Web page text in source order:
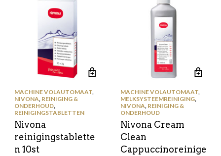
MACHINE VOLAUTOMAAT,
NIVONA, REINIGING &
ONDERHOUD,
REINIGINGSTABLETTEN
Nivona
reinigingstablette
n 10st
MACHINE VOLAUTOMAAT,
MELKSYSTEEMREINIGING,
NIVONA, REINIGING &
ONDERHOUD
Nivona Cream
Clean
Cappuccinoreinige